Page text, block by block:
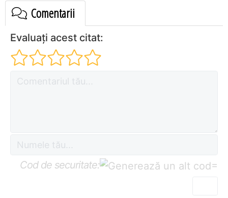
Comentarii
Evaluați acest citat:
Cod de securitate: =